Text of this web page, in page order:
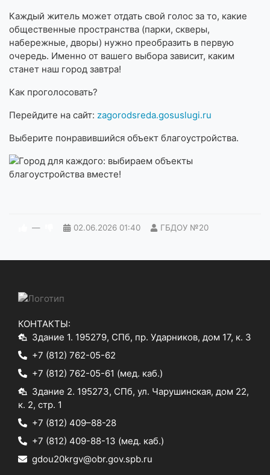
Каждый житель может отдать свой голос за то, какие
общественные пространства (парки, скверы,
набережные, дворы) нужно преобразить в первую
очередь. Именно от вашего выбора зависит, каким
станет наш город завтра!
Как проголосовать?
Перейдите на сайт: zagorodsreda.gosuslugi.ru
Выберите понравившийся объект благоустройства.
— 02.06.2026 01:40 ГБДОУ №20
КОНТАКТЫ:
Здание 1. 195279, СПб, пр. Ударников, дом 17, к. 3
+7 (812) 762-05-62
+7 (812) 762-05-61 (мед. каб.)
Здание 2. 195273, СПб, ул. Чарушинская, дом 22,
к. 2, стр. 1
+7 (812) 409–88-28
+7 (812) 409-88-13 (мед. каб.)
gdou20krgv@obr.gov.spb.ru